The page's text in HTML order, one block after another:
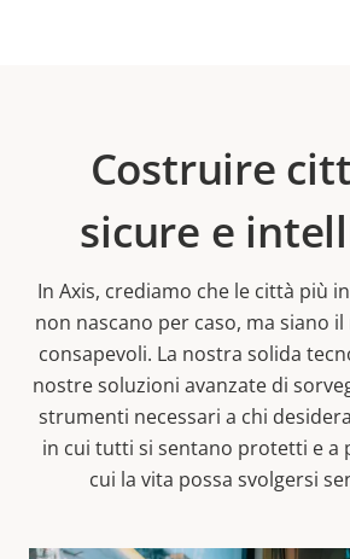
Costruire
sicure e
In Axis, crediamo che le città più
non nascano per caso, ma siano
consapevoli. La nostra solida
nostre soluzioni avanzate di
strumenti necessari a chi
in cui tutti si sentano protetti e a
cui la vita possa svolgersi